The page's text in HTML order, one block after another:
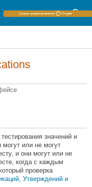
значений и
могут или не могут
и они могут или не
когда с каждым
проверка
Утверждений и